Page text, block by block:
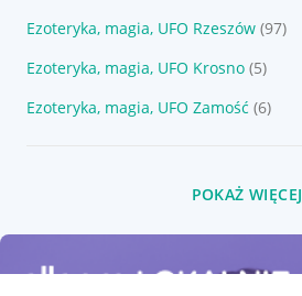
Ezoteryka, magia, UFO Rzeszów (97)
Ezoteryka, magia, UFO Krosno (5)
Ezoteryka, magia, UFO Zamość (6)
POKAŻ WIĘCEJ